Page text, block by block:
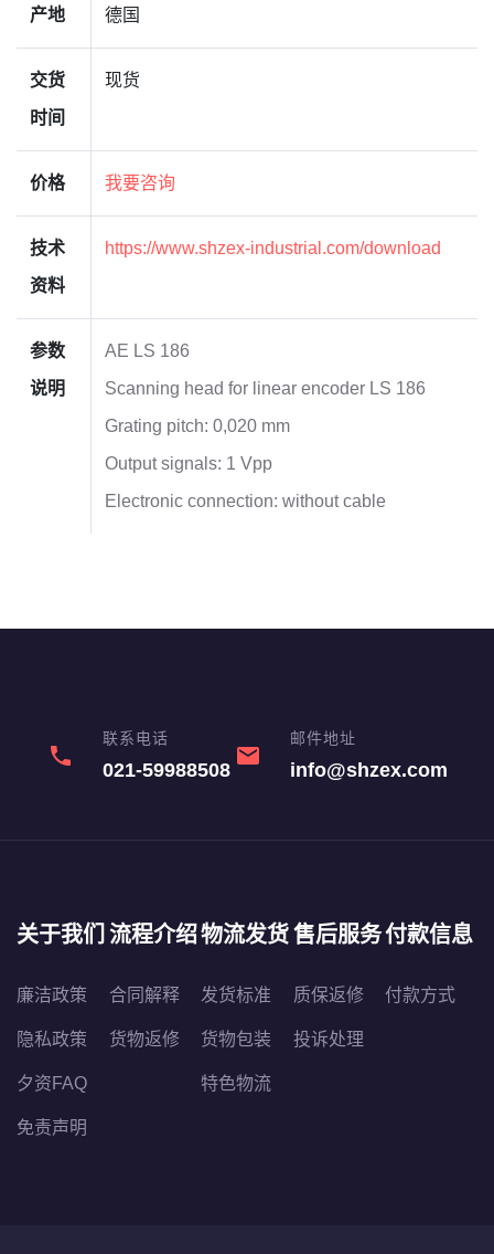
产地 德国
交货
时间
现货
价格 我要咨询
技术
资料
https://www.shzex-industrial.com/download
参数
说明
AE LS 186
Scanning head for linear encoder LS 186
Grating pitch: 0,020 mm
Output signals: 1 Vpp
Electronic connection: without cable
phone
联系电话
021-59988508
email
邮件地址
info@shzex.com
关于我们
廉洁政策
隐私政策
夕资FAQ
免责声明
流程介绍
合同解释
货物返修
物流发货
发货标准
货物包装
特色物流
售后服务
质保返修
投诉处理
付款信息
付款方式